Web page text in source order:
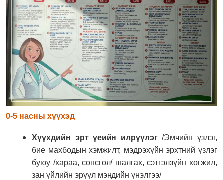
0-5 насны хүүхэд
Хүүхдийн эрт үеийн илрүүлэг/Эмчийн үзлэг,
бие махбодын хэмжилт, мэдрэхүйн эрхтний үзлэг
буюу /хараа, сонсгол/ шалгах, сэтгэлзүйн хөгжил,
зан үйлийн эрүүл мэндийн үнэлгээ/